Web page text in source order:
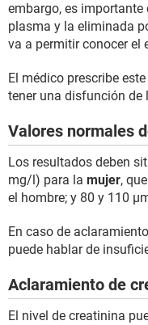
embargo, es
plasma y la eliminada
va a permitir conocer el
El médico prescribe
tener una disfunción de
Valores normales
Los resultados deben
mg/l) para la mujer,
el hombre; y 80 y 110
En caso de
puede hablar de
Aclaramiento de
El nivel de creatinina